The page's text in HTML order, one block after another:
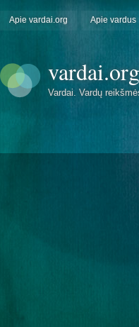
Apie vardai.org Apie vardus
vardai.org
Vardai. Vardų